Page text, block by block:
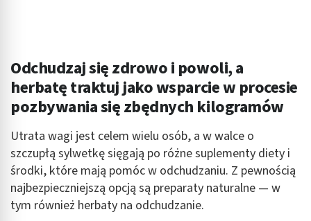
Odchudzaj się zdrowo i powoli, a
herbatę traktuj jako wsparcie w procesie
pozbywania się zbędnych kilogramów
Utrata wagi jest celem wielu osób, a w walce o
szczupłą sylwetkę sięgają po różne suplementy diety i
środki, które mają pomóc w odchudzaniu. Z pewnością
najbezpieczniejszą opcją są preparaty naturalne — w
tym również herbaty na odchudzanie.
Reklama / śledzenie